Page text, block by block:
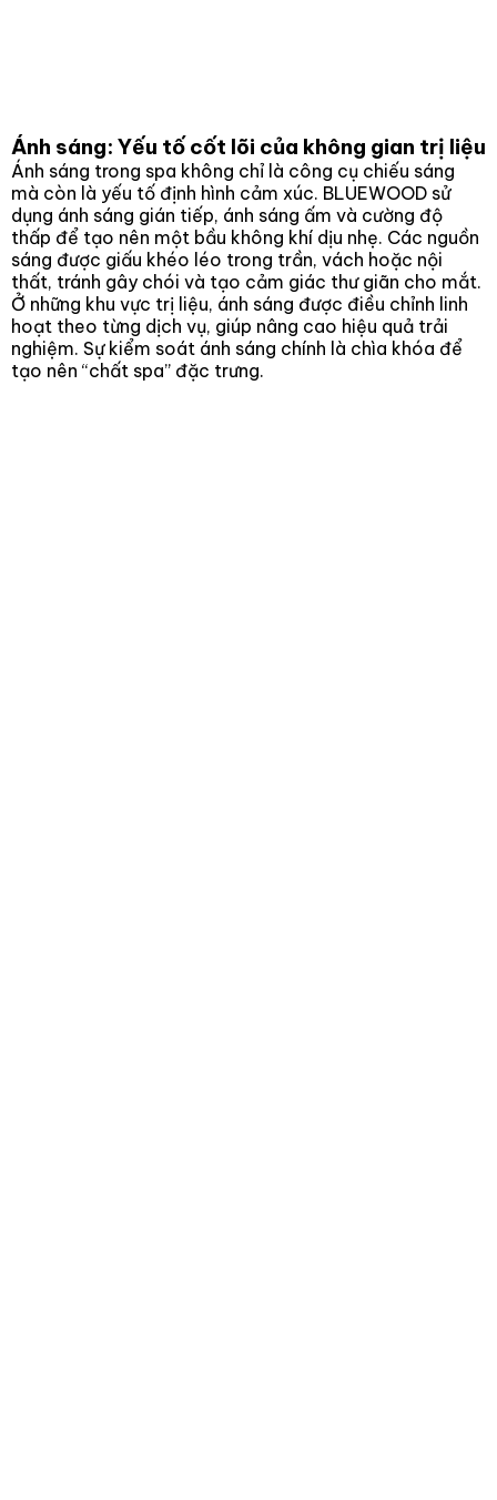
Ánh sáng: Yếu tố cốt lõi của không gian trị liệu
Ánh sáng trong spa không chỉ là công cụ chiếu sáng
mà còn là yếu tố định hình cảm xúc. BLUEWOOD sử
dụng ánh sáng gián tiếp, ánh sáng ấm và cường độ
thấp để tạo nên một bầu không khí dịu nhẹ. Các nguồn
sáng được giấu khéo léo trong trần, vách hoặc nội
thất, tránh gây chói và tạo cảm giác thư giãn cho mắt.
Ở những khu vực trị liệu, ánh sáng được điều chỉnh linh
hoạt theo từng dịch vụ, giúp nâng cao hiệu quả trải
nghiệm. Sự kiểm soát ánh sáng chính là chìa khóa để
tạo nên “chất spa” đặc trưng.